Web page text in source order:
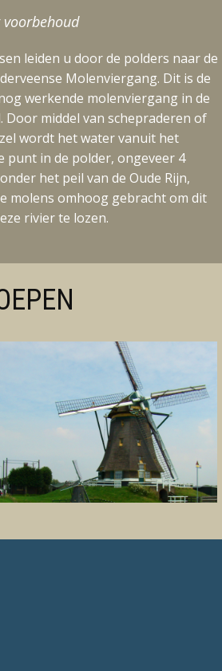
voorbehoud
leiden u door de polders naar de
Molenviergang. Dit is de
werkende molenviergang in de
Door middel van schepraderen of
wordt het water vanuit het
punt in de polder, ongeveer 4
het peil van de Oude Rijn,
molens omhoog gebracht om dit
rivier te lozen.